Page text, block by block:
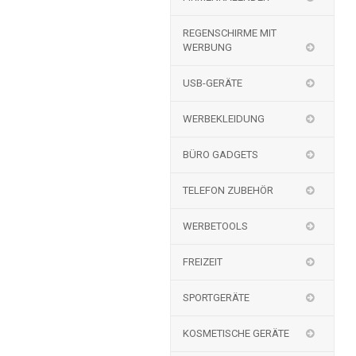
REGENSCHIRME MIT
WERBUNG
USB-GERÄTE
WERBEKLEIDUNG
BÜRO GADGETS
TELEFON ZUBEHÖR
WERBETOOLS
FREIZEIT
SPORTGERÄTE
KOSMETISCHE GERÄTE